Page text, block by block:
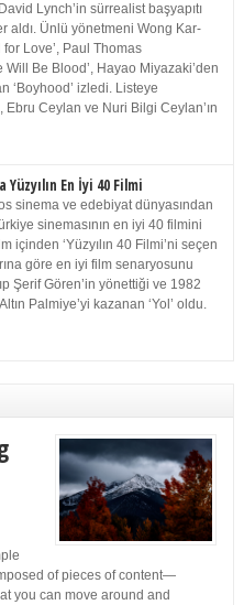
Lynch’in sürrealist başyapıtı
aldı. Ünlü yönetmeni Wong Kar-
for Love’, Paul Thomas
Will Be Blood’, Hayao Miyazaki’den
‘Boyhood’ izledi. Listeye
Ceylan ve Nuri Bilgi Ceylan’ın
En İyi 40 Filmi
sinema ve edebiyat dünyasından
sinemasının en iyi 40 filmini
içinden ‘Yüzyılın 40 Filmi’ni seçen
göre en iyi film senaryosunu
Şerif Gören’in yönettiği ve 1982
Palmiye’yi kazanan ‘Yol’ oldu.
of pieces of content—
you can move around and